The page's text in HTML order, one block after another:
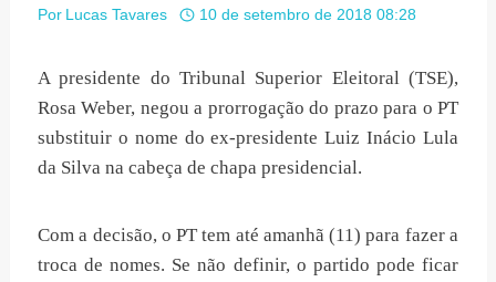
Por Lucas Tavares 10 de setembro de 2018 08:28
A presidente do Tribunal Superior Eleitoral (TSE),
Rosa Weber, negou a prorrogação do prazo para o PT
substituir o nome do ex-presidente Luiz Inácio Lula
da Silva na cabeça de chapa presidencial.
Com a decisão, o PT tem até amanhã (11) para fazer a
troca de nomes. Se não definir, o partido pode ficar